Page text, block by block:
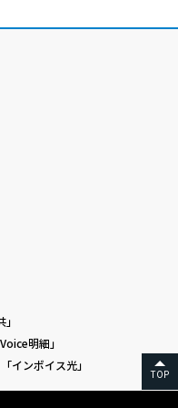
TOP
明細」
インボイス光」